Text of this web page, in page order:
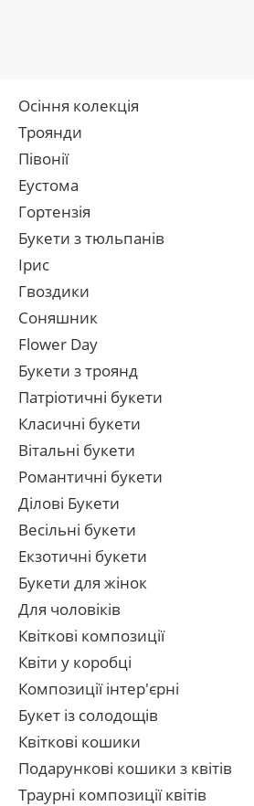
Осіння колекція
Троянди
Півонії
Еустома
Гортензія
Букети з тюльпанів
Ірис
Гвоздики
Соняшник
Flower Day
Букети з троянд
Патріотичні букети
Класичні букети
Вітальні букети
Романтичні букети
Ділові Букети
Весільні букети
Екзотичні букети
Букети для жінок
Для чоловіків
Квіткові композиції
Квіти у коробці
Композиції інтер'єрні
Букет із солодощів
Квіткові кошики
Подарункові кошики з квітів
Траурні композиції квітів